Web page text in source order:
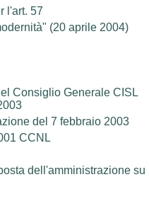
l'art. 57
(20 aprile 2004)
Consiglio Generale CISL
del 7 febbraio 2003
CCNL
dell'amministrazione su